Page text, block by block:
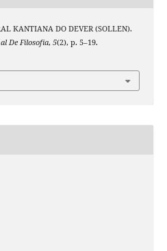
KANTIANA DO DEVER (SOLLEN).
De Filosofia, 5(2), p. 5–19.